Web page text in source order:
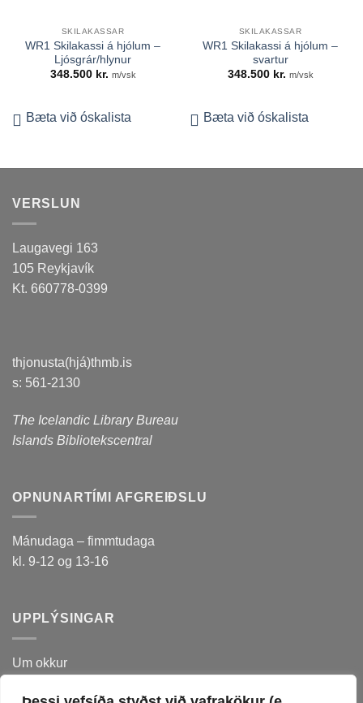
SKILAKASSAR
WR1 Skilakassi á hjólum –
Ljósgrár/hlynur
348.500 kr. m/vsk
Bæta við óskalista
SKILAKASSAR
WR1 Skilakassi á hjólum –
svartur
348.500 kr. m/vsk
Bæta við óskalista
VERSLUN
Laugavegi 163
105 Reykjavík
Kt. 660778-0399
thjonusta(hjá)thmb.is
s: 561-2130
The Icelandic Library Bureau
Islands Bibliotekscentral
OPNUNARTÍMI AFGREIÐSLU
Mánudaga – fimmtudaga
kl. 9-12 og 13-16
UPPLÝSINGAR
Um okkur